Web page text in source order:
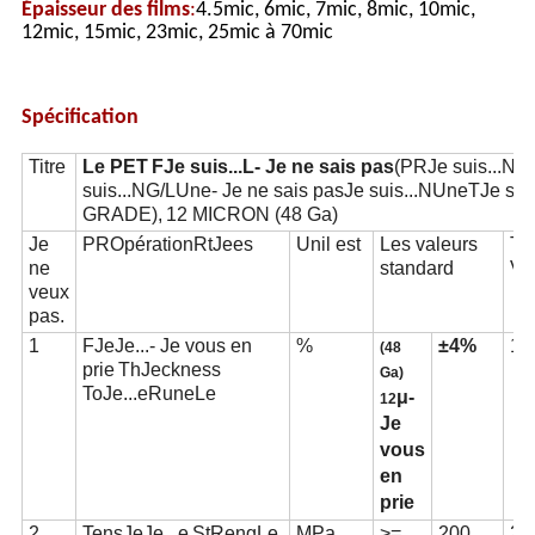
Épaisseur des films:4.5mic, 6mic, 7mic, 8mic, 10mic,
12mic, 15mic, 23mic, 25mic à 70mic
Spécification
Titre Le PET FJe suis...L- Je ne sais pas(PRJe suis...N
suis...NG/LUne- Je ne sais pasJe suis...N UneTJe
GRADE), 12 MICRON (48 Ga)
Je
ne
veux
pas.
PROpérationRtJees Unil est
Les valeurs
standard
T
V
1 FJeJe...- Je vous en
prieThJeckness
ToJe...eRuneLe
%
(48
Ga)
12μ-
Je
vous
en
prie
±4% 12